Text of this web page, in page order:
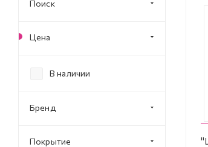
Поиск
Цена
В наличии
Бренд
Покрытие